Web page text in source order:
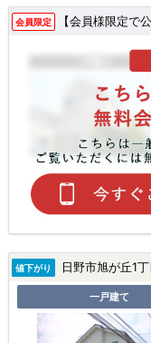
会員限定 【会員様限定で
値下がり 日野市旭が丘1
一戸建て